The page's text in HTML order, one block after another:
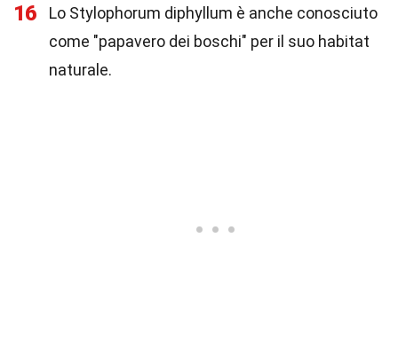
16
Lo Stylophorum diphyllum è anche conosciuto
come "papavero dei boschi" per il suo habitat
naturale.